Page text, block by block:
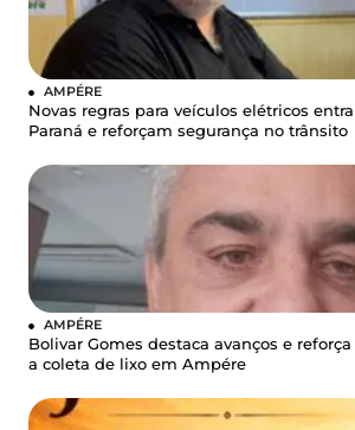
AMPÉRE
Novas regras para veículos elétricos
Paraná e reforçam segurança no trânsito
AMPÉRE
Bolivar Gomes destaca avanços e
a coleta de lixo em Ampére